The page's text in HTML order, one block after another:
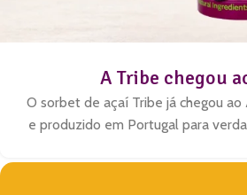
A Tribe chegou
O sorbet de açaí Tribe já chegou ao
e produzido em Portugal para